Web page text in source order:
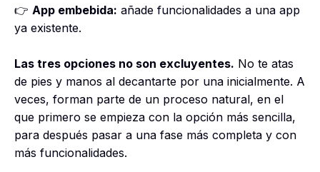
👉 App embebida: añade funcionalidades a una app
ya existente.
Las tres opciones no son excluyentes. No te atas
de pies y manos al decantarte por una inicialmente. A
veces, forman parte de un proceso natural, en el
que primero se empieza con la opción más sencilla,
para después pasar a una fase más completa y con
más funcionalidades.